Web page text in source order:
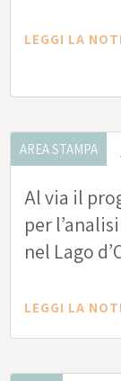
LEGGI LA
AREA STAMPA
Al via il
per
nel Lago
LEGGI LA